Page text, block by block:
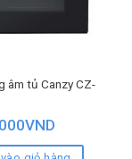
âm tủ Canzy CZ-
VND